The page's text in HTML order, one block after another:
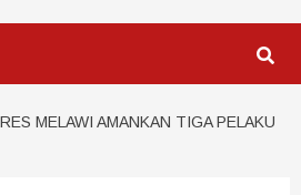
MELAWI AMANKAN TIGA PELAKU